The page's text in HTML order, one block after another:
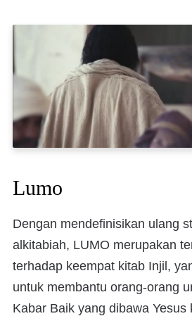
Lumo
Dengan mendefinisikan ulang
alkitabiah, LUMO merupakan
terhadap keempat kitab Injil,
untuk membantu orang-orang
Kabar Baik yang dibawa Yesus